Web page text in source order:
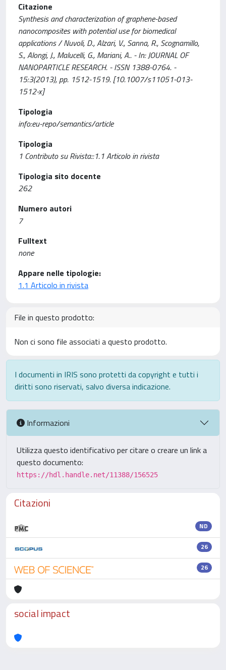
Citazione
Synthesis and characterization of graphene-based
nanocomposites with potential use for biomedical
applications / Nuvoli, D., Alzari, V., Sanna, R., Scognamillo,
S., Alongi, J., Malucelli, G., Mariani, A.. - In: JOURNAL OF
NANOPARTICLE RESEARCH. - ISSN 1388-0764. -
15:3(2013), pp. 1512-1519. [10.1007/s11051-013-
1512-x]
Tipologia
info:eu-repo/semantics/article
Tipologia
1 Contributo su Rivista::1.1 Articolo in rivista
Tipologia sito docente
262
Numero autori
7
Fulltext
none
Appare nelle tipologie:
1.1 Articolo in rivista
File in questo prodotto:
Non ci sono file associati a questo prodotto.
I documenti in IRIS sono protetti da copyright e tutti i
diritti sono riservati, salvo diversa indicazione.
Informazioni
Utilizza questo identificativo per citare o creare un link a
questo documento:
https://hdl.handle.net/11388/156525
Citazioni
ND
26
26
social impact